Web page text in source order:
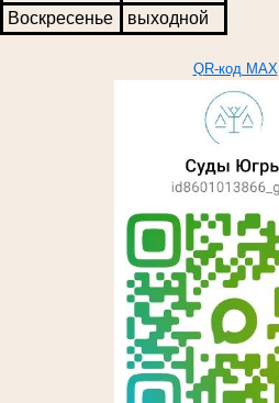
Воскресенье
выходной
QR-код MAX